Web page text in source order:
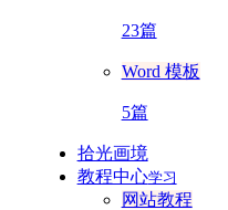
23篇
Word 模板
5篇
拾光画境
教程中心学习
网站教程